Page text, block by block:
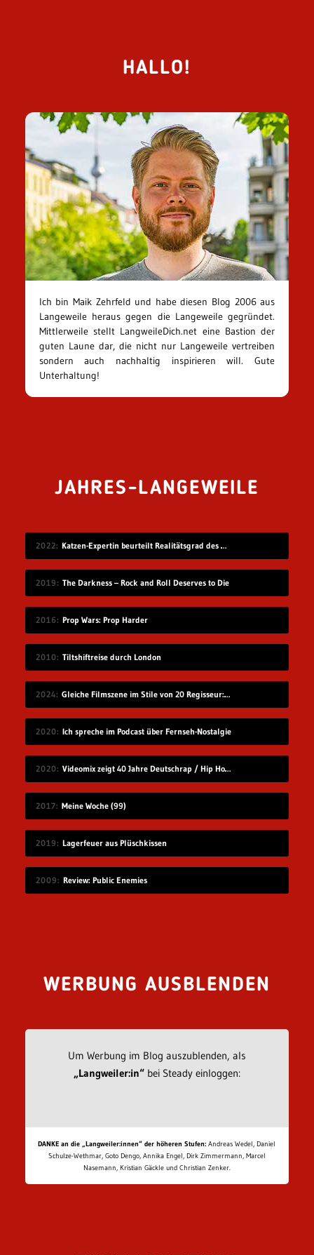
HALLO!
Ich bin Maik Zehrfeld und habe diesen Blog 2006 aus
Langeweile heraus gegen die Langeweile gegründet.
Mittlerweile stellt LangweileDich.net eine Bastion der
guten Laune dar, die nicht nur Langeweile vertreiben
sondern auch nachhaltig inspirieren will. Gute
Unterhaltung!
JAHRES-LANGEWEILE
2022 Katzen-Expertin beurteilt Realitätsgrad des Verhaltens in „Stray“
2019 The Darkness – Rock and Roll Deserves to Die
2016 Prop Wars: Prop Harder
2010 Tiltshiftreise durch London
2024 Gleiche Filmszene im Stile von 20 Regisseur:innen
2020 Ich spreche im Podcast über Fernseh-Nostalgie
2020 Videomix zeigt 40 Jahre Deutschrap / Hip Hop in 7:30 Minuten
2017 Meine Woche (99)
2019 Lagerfeuer aus Plüschkissen
2009 Review: Public Enemies
WERBUNG AUSBLENDEN
Um Werbung im Blog auszublenden, als
„Langweiler:in“bei Steady einloggen:
DANKE an die „Langweiler:innen“ der höheren Stufen: Andreas Wedel, Daniel
Schulze-Wethmar, Goto Dengo, Annika Engel, Dirk Zimmermann, Marcel
Nasemann, Kristian Gäckle und Christian Zenker.